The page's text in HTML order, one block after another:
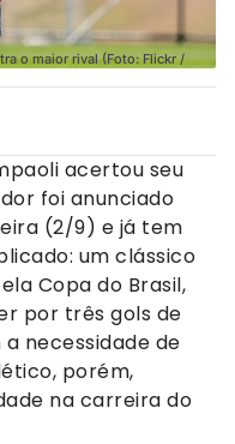
o maior rival (Foto: Flickr /
acertou seu
foi anunciado
(2/9) e já tem
um clássico
Copa do Brasil,
por três gols de
necessidade de
porém,
na carreira do